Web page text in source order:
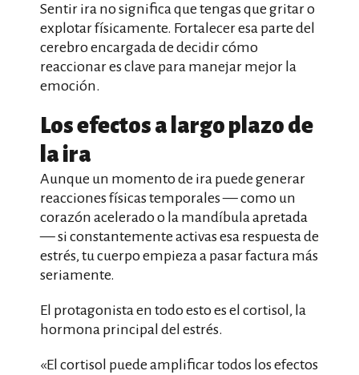
Sentir ira no significa que tengas que gritar o
explotar físicamente. Fortalecer esa parte del
cerebro encargada de decidir cómo
reaccionar es clave para manejar mejor la
emoción.
Los efectos a largo plazo de
la ira
Aunque un momento de ira puede generar
reacciones físicas temporales — como un
corazón acelerado o la mandíbula apretada
— si constantemente activas esa respuesta de
estrés, tu cuerpo empieza a pasar factura más
seriamente.
El protagonista en todo esto es el cortisol, la
hormona principal del estrés.
«El cortisol puede amplificar todos los efectos